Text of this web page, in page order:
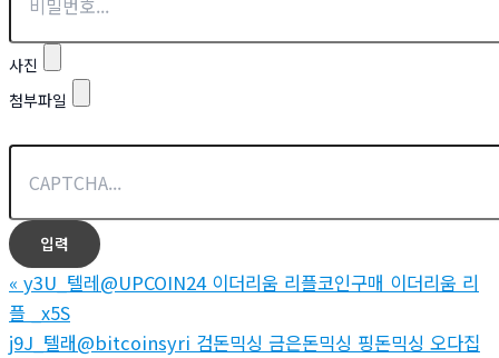
사진
첨부파일
« y3U_텔레@UPCOIN24 이더리움 리플코인구매 이더리움 리
플 _x5S
j9J_텔래@bitcoinsyri 검돈믹싱 금은돈믹싱 핑돈믹싱 오다집